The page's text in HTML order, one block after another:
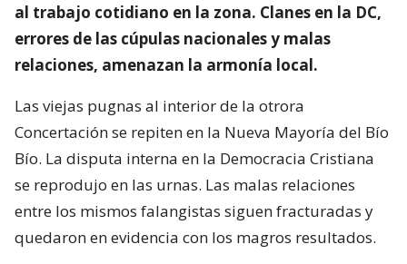
al trabajo cotidiano en la zona. Clanes en la DC,
errores de las cúpulas nacionales y malas
relaciones, amenazan la armonía local.
Las viejas pugnas al interior de la otrora
Concertación se repiten en la Nueva Mayoría del Bío
Bío. La disputa interna en la Democracia Cristiana
se reprodujo en las urnas. Las malas relaciones
entre los mismos falangistas siguen fracturadas y
quedaron en evidencia con los magros resultados.